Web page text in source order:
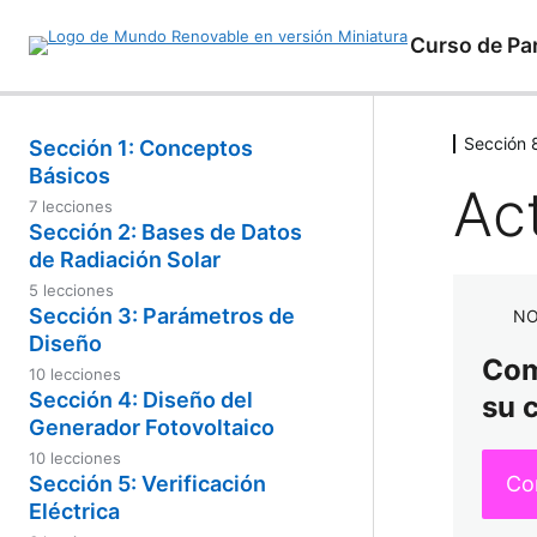
Curso de
Sección 1: Conceptos
Básicos
Presentación General
Academia
Presentaciones PDF y Material de
Apoyo
Conceptos Básicos
Factores de Emplazamiento
Radiación Solar
7 lecciones
Sección 2: Bases de Datos
de Radiación Solar
Bases de Datos en Línea
Bases de datos de la NASA
Análisis Eléctrico de Paneles
Solares
5 lecciones
Sección 3: Parámetros de
Diseño
Componentes de la Instalación
Rendimiento de la Instalación (PR)
10 lecciones
Sección 4: Diseño del
Generador Fotovoltaico
Cálculos de Dimensionamiento
10 lecciones
Sección 5: Verificación
Eléctrica
Sección
su